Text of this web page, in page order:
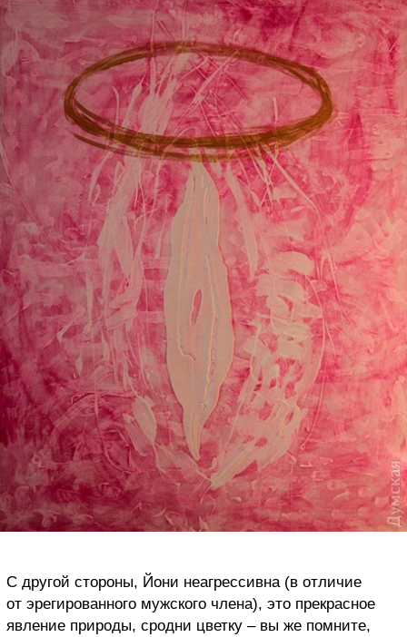
С другой стороны, Йони неагрессивна (в отличие
от эрегированного мужского члена), это прекрасное
явление природы, сродни цветку – вы же помните,